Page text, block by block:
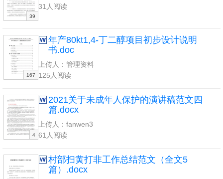
39
31人阅读
167
年产80kt1,4-丁二醇项目初步设计说明
书.doc
上传人：管理资料
125人阅读
4
2021关于未成年人保护的演讲稿范文四
篇.docx
上传人：fanwen3
61人阅读
村部扫黄打非工作总结范文（全文5
篇）.docx